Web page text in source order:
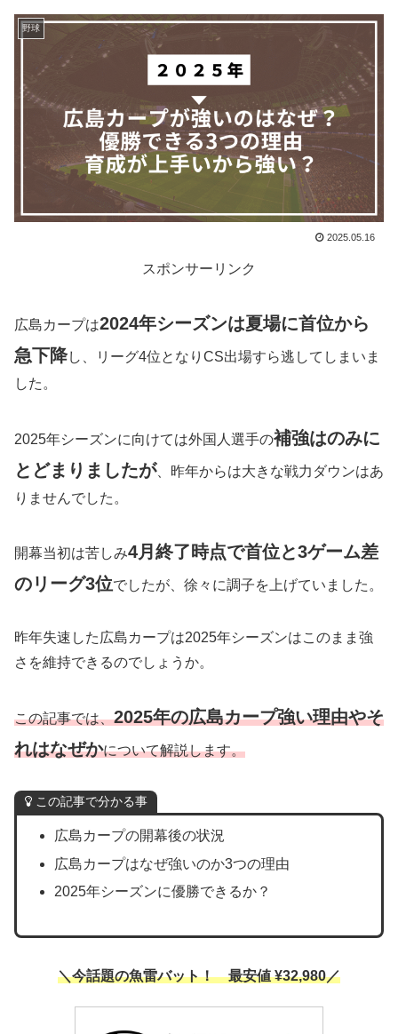
野球
2025.05.16
スポンサーリンク
広島カープは2024年シーズンは夏場に首位から
急下降し、リーグ4位となりCS出場すら逃してしまいま
した。
2025年シーズンに向けては外国人選手の補強はのみに
とどまりましたが、昨年からは大きな戦力ダウンはあ
りませんでした。
開幕当初は苦しみ4月終了時点で首位と3ゲーム差
のリーグ3位でしたが、徐々に調子を上げていました。
昨年失速した広島カープは2025年シーズンはこのまま強
さを維持できるのでしょうか。
この記事では、2025年の広島カープ強い理由やそ
れはなぜかについて解説します。
この記事で分かる事
広島カープの開幕後の状況
広島カープはなぜ強いのか3つの理由
2025年シーズンに優勝できるか？
＼今話題の魚雷バット！ 最安値 ¥32,980／